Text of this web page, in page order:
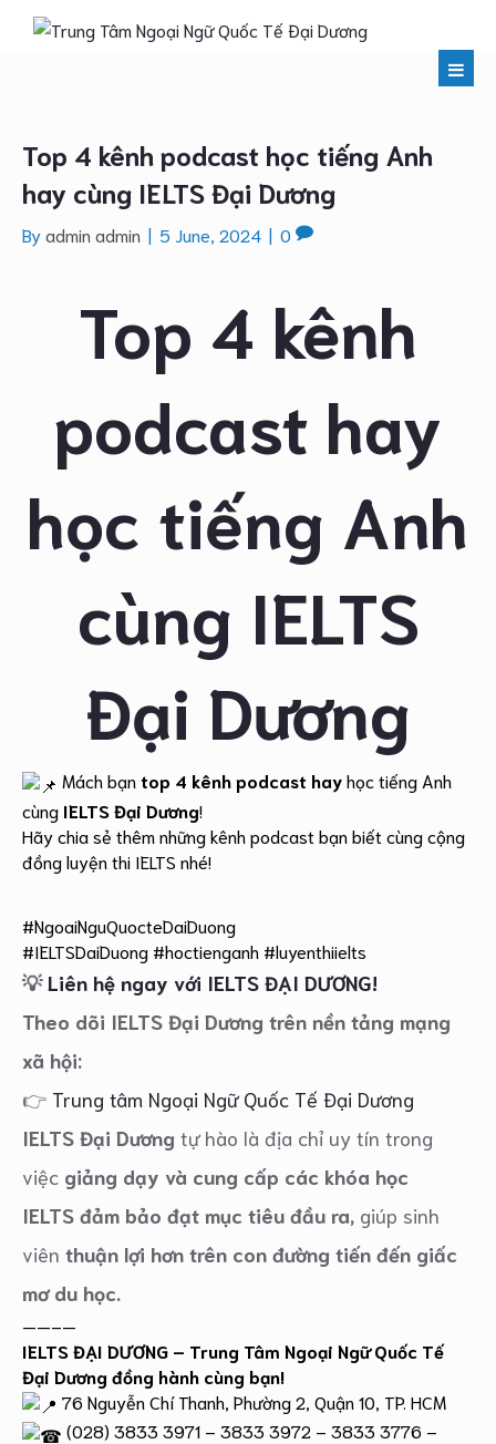
Top 4 kênh podcast học tiếng Anh
hay cùng IELTS Đại Dương
Byadmin admin | 5 June, 2024 | 0
Top 4 kênh
podcast hay
học tiếng Anh
cùng IELTS
Đại Dương
Mách bạntop 4 kênh podcast hayhọc tiếng Anh
cùng IELTS Đại Dương!
Hãy chia sẻ thêm những kênh podcast bạn biết cùng cộng
đồng luyện thi IELTS nhé!
#NgoaiNguQuocteDaiDuong
#IELTSDaiDuong #hoctienganh #luyenthiielts
💡 Liên hệ ngay với IELTS ĐẠI DƯƠNG!
Theo dõi IELTS Đại Dương trên nền tảng mạng
xã hội:
👉 Trung tâm Ngoại Ngữ Quốc Tế Đại Dương
IELTS Đại Dương tự hào là địa chỉ uy tín trong
việc giảng dạy và cung cấp các khóa học
IELTS đảm bảo đạt mục tiêu đầu ra, giúp sinh
viên thuận lợi hơn trên con đường tiến đến giấc
mơ du học.
——–—
IELTS ĐẠI DƯƠNG – Trung Tâm Ngoại Ngữ Quốc Tế
Đại Dương đồng hành cùng bạn!
76 Nguyễn Chí Thanh, Phường 2, Quận 10, TP. HCM
(028) 3833 3971 – 3833 3972 – 3833 3776 –